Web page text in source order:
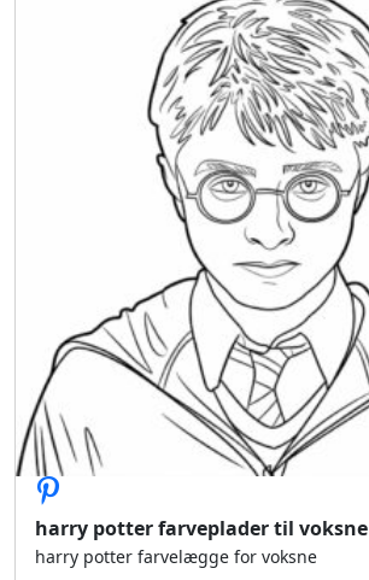
harry potter farveplader til voksne
harry potter farvelægge for voksne